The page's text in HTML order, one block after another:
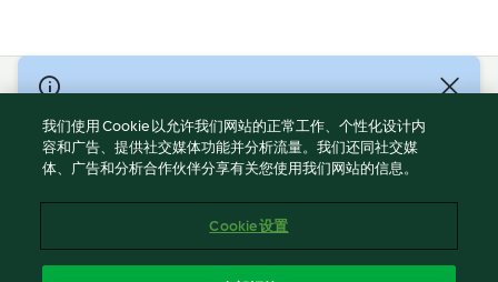
© Copyright 2021-2023 福维克信息科技(上海)有限公司 版权所有
2026
使用规定
Cookies
我们使用 Cookie 以允许我们网站的正常工作、个性化设计内
容和广告、提供社交媒体功能并分析流量。我们还同社交媒
体、广告和分析合作伙伴分享有关您使用我们网站的信息。
Cookie 设置